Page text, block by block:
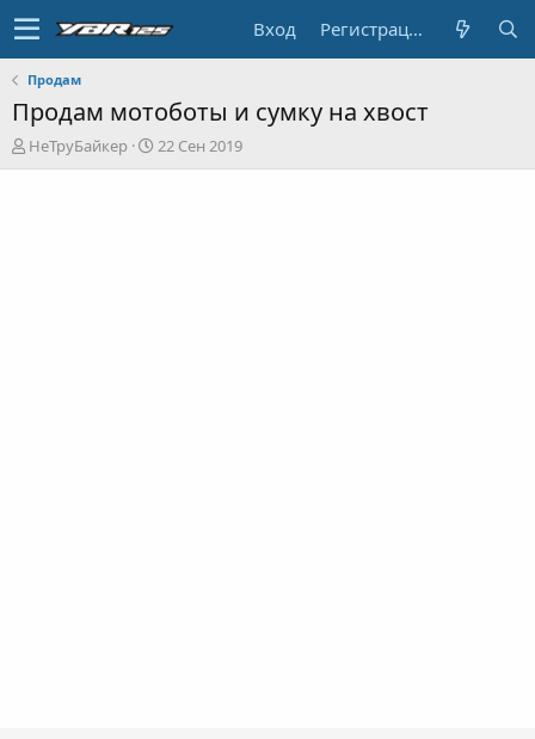
Вход Регистрация
Продам
Продам мотоботы и сумку на хвост
А
в
НеТруБайкер
Д
а
22 Сен 2019